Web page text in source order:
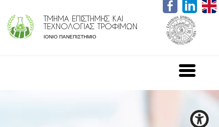
ΤΜΗΜΑ ΕΠΙΣΤΗΜΗΣ ΚΑΙ
ΤΕΧΝΟΛΟΓΙΑΣ ΤΡΟΦΙΜΩΝ
ΙΟΝΙΟ ΠΑΝΕΠΙΣΤΗΜΙΟ